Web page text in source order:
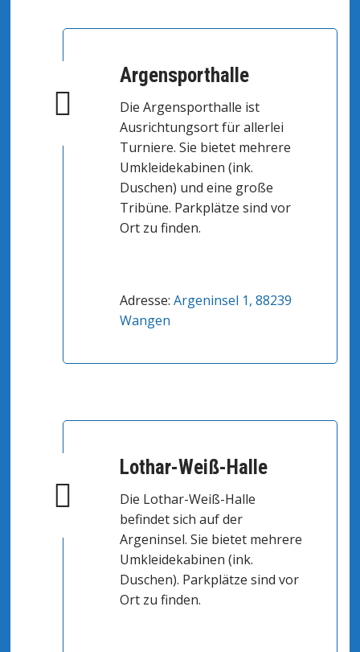
Argensporthalle
Die Argensporthalle ist
Ausrichtungsort für allerlei
Turniere. Sie bietet mehrere
Umkleidekabinen (ink.
Duschen) und eine große
Tribüne. Parkplätze sind vor
Ort zu finden.
Adresse:Argeninsel 1, 88239
Wangen
Lothar-Weiß-Halle
Die Lothar-Weiß-Halle
befindet sich auf der
Argeninsel. Sie bietet mehrere
Umkleidekabinen (ink.
Duschen). Parkplätze sind vor
Ort zu finden.